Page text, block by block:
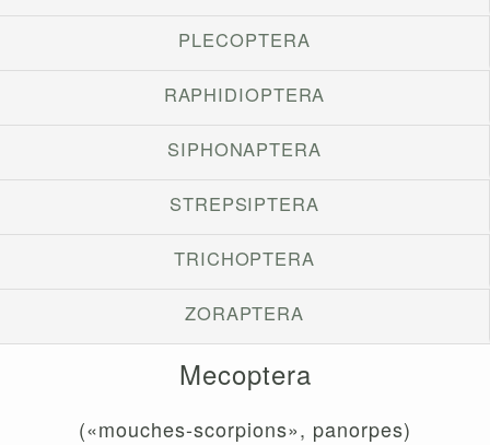
PLECOPTERA
RAPHIDIOPTERA
SIPHONAPTERA
STREPSIPTERA
TRICHOPTERA
ZORAPTERA
Mecoptera
(«mouches-scorpions», panorpes)